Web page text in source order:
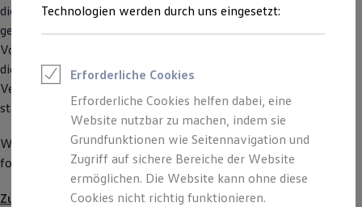
Reifenpakete
Leasing
Leasing-Angebote
Elektroauto Leasing
Kleinwagen-Leasing
Leasing ohne Anzahlung
Finanzierung
Autokredit mit Schlussrate
Versicherungen und Garantien
Kfz-Versicherung
Restschuldversicherungen
Garantien
die von vernetzten Geräten – einschließlich Fahrzeugen –
generierten Daten zu erhalten und diese zu kontrollieren. Die
Volkswagen
die den Anforderungen des EU Data Acts entsprechen, um
Vertrauen in datengestützte Dienste und Innovationen zu
stärken.
Weitere Informationen zum EU Data Act finden Sie unter
folgendem Link:
Zur EU-Gesetzgebung
Technologien werden durch uns eingesetzt:
Erforderliche Cookies
Erforderliche Cookies helfen dabei, eine
Website nutzbar zu machen, indem sie
Grundfunktionen wie Seitennavigation und
Zugriff auf sichere Bereiche der Website
ermöglichen. Die Website kann ohne diese
Cookies nicht richtig funktionieren.